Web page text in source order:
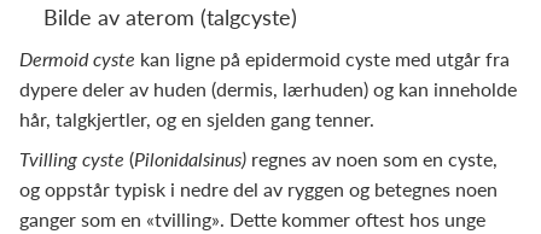
Bilde av aterom (talgcyste)
Dermoid cyste kan ligne på epidermoid cyste med utgår fra
dypere deler av huden (dermis, lærhuden) og kan inneholde
hår, talgkjertler, og en sjelden gang tenner.
Tvilling cyste (Pilonidalsinus) regnes av noen som en cyste,
og oppstår typisk i nedre del av ryggen og betegnes noen
ganger som en «tvilling». Dette kommer oftest hos unge